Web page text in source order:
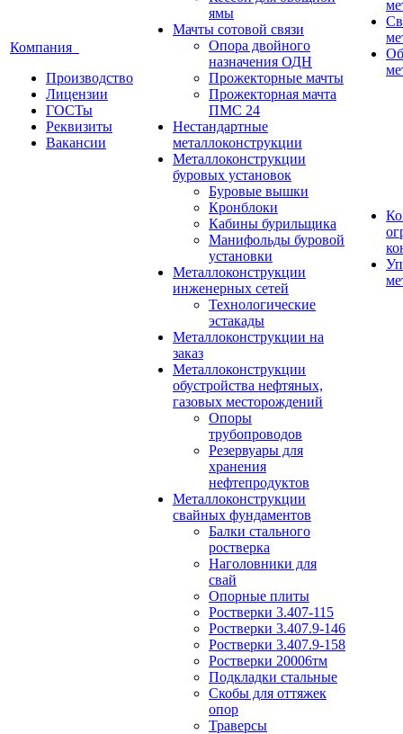
Компания
Производство
Лицензии
ГОСТы
Реквизиты
Вакансии
ямы
Мачты сотовой связи
Опора двойного
назначения ОДН
Прожекторные мачты
Прожекторная мачта
ПМС 24
Нестандартные
металлоконструкции
Металлоконструкции
буровых установок
Буровые вышки
Кронблоки
Кабины бурильщика
Манифольды буровой
установки
Металлоконструкции
инженерных сетей
Технологические
эстакады
Металлоконструкции на
заказ
Металлоконструкции
обустройства нефтяных,
газовых месторождений
Опоры
трубопроводов
Резервуары для
хранения
нефтепродуктов
Металлоконструкции
свайных фундаментов
Балки стального
ростверка
Наголовники для
свай
Опорные плиты
Ростверки 3.407-115
Ростверки 3.407.9-146
Ростверки 3.407.9-158
Ростверки 20006тм
Подкладки стальные
Скобы для оттяжек
опор
Траверсы